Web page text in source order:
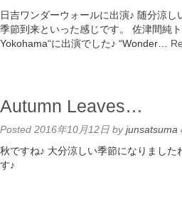
日吉ワンダーウォールに出演♪ 随分涼
季節到来といった感じです。 佐津間純
Yokohama“に出演でした♪ “Wonder…
Autumn Leaves…
Posted 2016年10月12日 byjunsatsuma
秋ですね♪ 大分涼しい季節になりまし
す♪